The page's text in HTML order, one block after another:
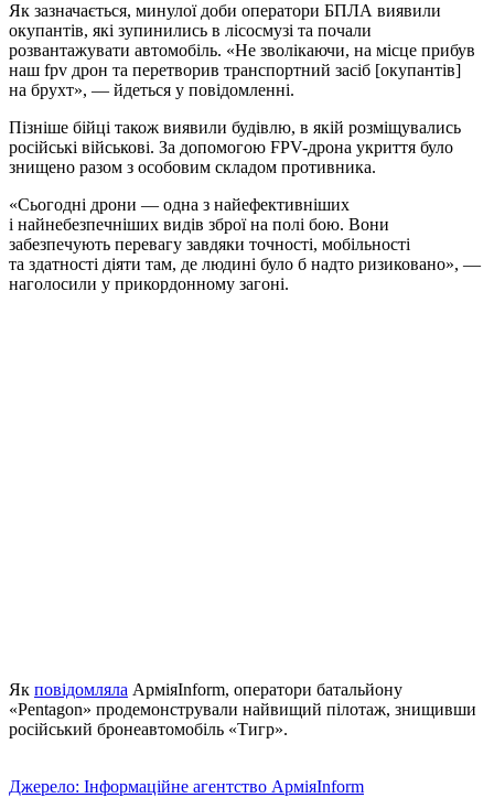
Як зазначається, минулої доби оператори БПЛА виявили
окупантів, які зупинились в лісосмузі та почали
розвантажувати автомобіль. «Не зволікаючи, на місце прибув
наш fpv дрон та перетворив транспортний засіб [окупантів]
на брухт», — йдеться у повідомленні.
Пізніше бійці також виявили будівлю, в якій розміщувались
російські військові. За допомогою FPV-дрона укриття було
знищено разом з особовим складом противника.
«Сьогодні дрони — одна з найефективніших
і найнебезпечніших видів зброї на полі бою. Вони
забезпечують перевагу завдяки точності, мобільності
та здатності діяти там, де людині було б надто ризиковано», —
наголосили у прикордонному загоні.
Як повідомляла АрміяInform, оператори батальйону
«Pentagon» продемонстрували найвищий пілотаж, знищивши
російський бронеавтомобіль «Тигр».
Джерело: Інформаційне агентство АрміяInform